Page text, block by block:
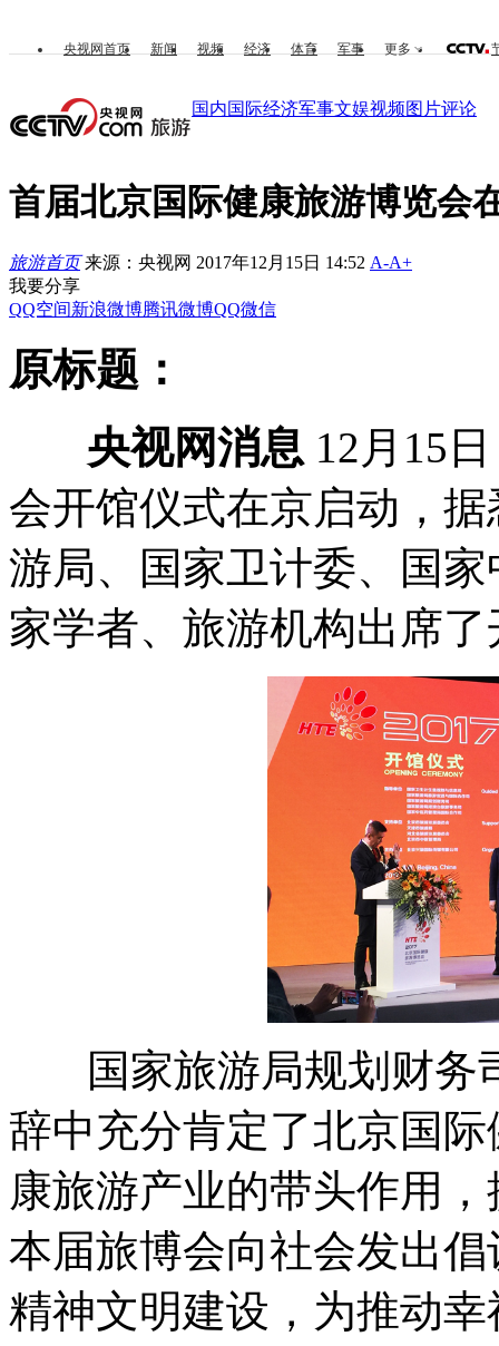
央视网首页 新闻 视频 经济 体育 军事 更多
国内国际经济军事文娱视频图片评论
首届北京国际健康旅游博览会
旅游首页 来源：央视网 2017年12月15日 14:52 A-A+
我要分享
QQ空间新浪微博腾讯微博QQ微信
原标题：
央视网消息 12月15
会开馆仪式在京启动，
游局、国家卫计委、国
家学者、旅游机构出席
国家旅游局规划财
辞中充分肯定了北京国
康旅游产业的带头作用
本届旅博会向社会发出
精神文明建设，为推动